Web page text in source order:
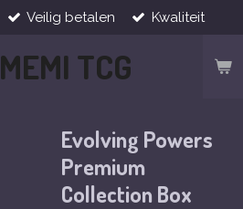
MEMI TCG
Veilig betalen Kwaliteit
Evolving Powers
Premium
Collection Box